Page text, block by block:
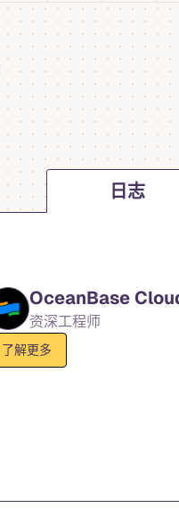
日志
OceanBase
资深工程师
了解更多